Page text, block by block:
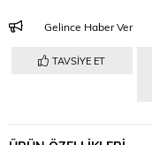
Gelince Haber Ver
TAVSIYE ET